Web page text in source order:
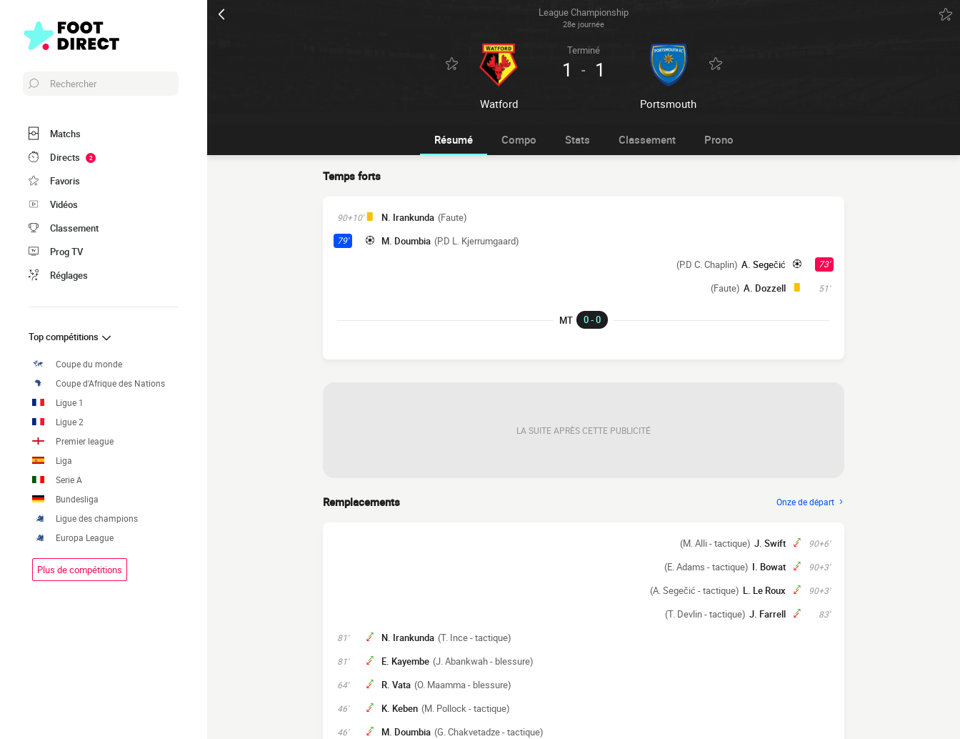
League Championship
28e journée
Watford
Terminé
1 - 1
Portsmouth
Rechercher
Matchs
Directs
2
Favoris
Vidéos
Classement
Prog TV
Réglages
Top compétitions
Coupe du monde
Coupe d'Afrique des Nations
Ligue 1
Ligue 2
Premier league
Liga
Serie A
Bundesliga
Ligue des champions
Europa League
Plus de compétitions
Résumé Compo Stats Classement Prono
Temps forts
90+10' N. Irankunda (Faute)
79' M. Doumbia (P.D L. Kjerrumgaard)
73'
A. Segečić
(P.D C. Chaplin)
51'
A. Dozzell
(Faute)
MT 0 - 0
LA SUITE APRÈS CETTE PUBLICITÉ
Remplacements Onze de départ
90+6'
J. Swift
(M. Alli - tactique)
90+3'
I. Bowat
(E. Adams - tactique)
90+3'
L. Le Roux
(A. Segečić - tactique)
83'
J. Farrell
(T. Devlin - tactique)
81' N. Irankunda (T. Ince - tactique)
81' E. Kayembe (J. Abankwah - blessure)
64' R. Vata (O. Maamma - blessure)
46' K. Keben (M. Pollock - tactique)
46' M. Doumbia (G. Chakvetadze - tactique)